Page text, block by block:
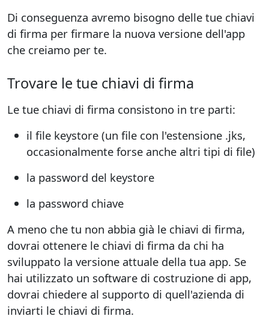
Di conseguenza avremo bisogno delle tue chiavi
di firma per firmare la nuova versione dell'app
che creiamo per te.
Trovare le tue chiavi di firma
Le tue chiavi di firma consistono in tre parti:
il file keystore (un file con l'estensione .jks,
occasionalmente forse anche altri tipi di file)
la password del keystore
la password chiave
A meno che tu non abbia già le chiavi di firma,
dovrai ottenere le chiavi di firma da chi ha
sviluppato la versione attuale della tua app. Se
hai utilizzato un software di costruzione di app,
dovrai chiedere al supporto di quell'azienda di
inviarti le chiavi di firma.